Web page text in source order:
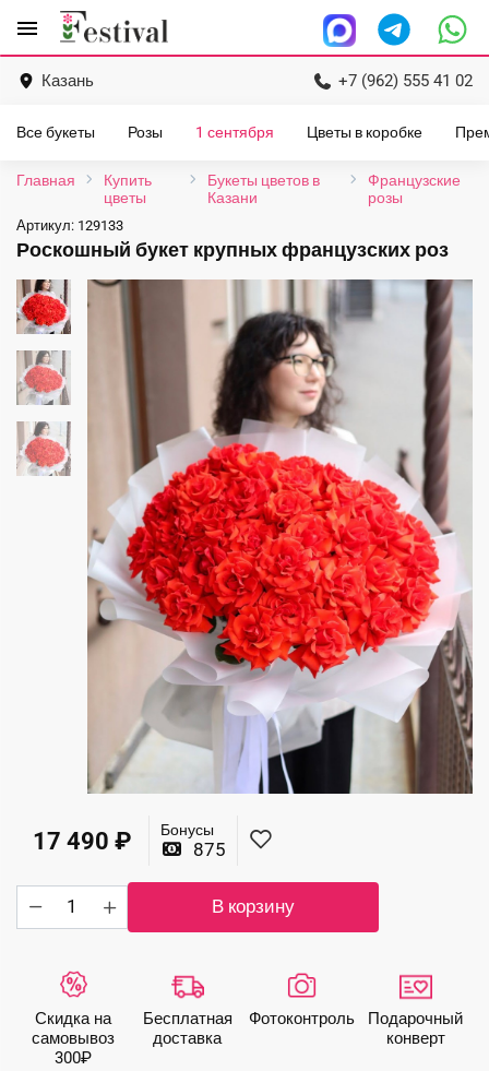
menu
Перейти
содержанию
Казань +7 (962) 555 41 02
Все букеты Розы 1 сентября Цветы в коробке
Главная
Купить
цветы
Букеты цветов в
Казани
Французские
розы
Артикул: 129133
Роскошный букет крупных французских роз
17 490 ₽ Бонусы
875
Количество
товара
крупных
французских
роз
В корзину
Скидка на
самовывоз
300₽
Бесплатная
доставка
Фото­контроль
Подарочный
конверт